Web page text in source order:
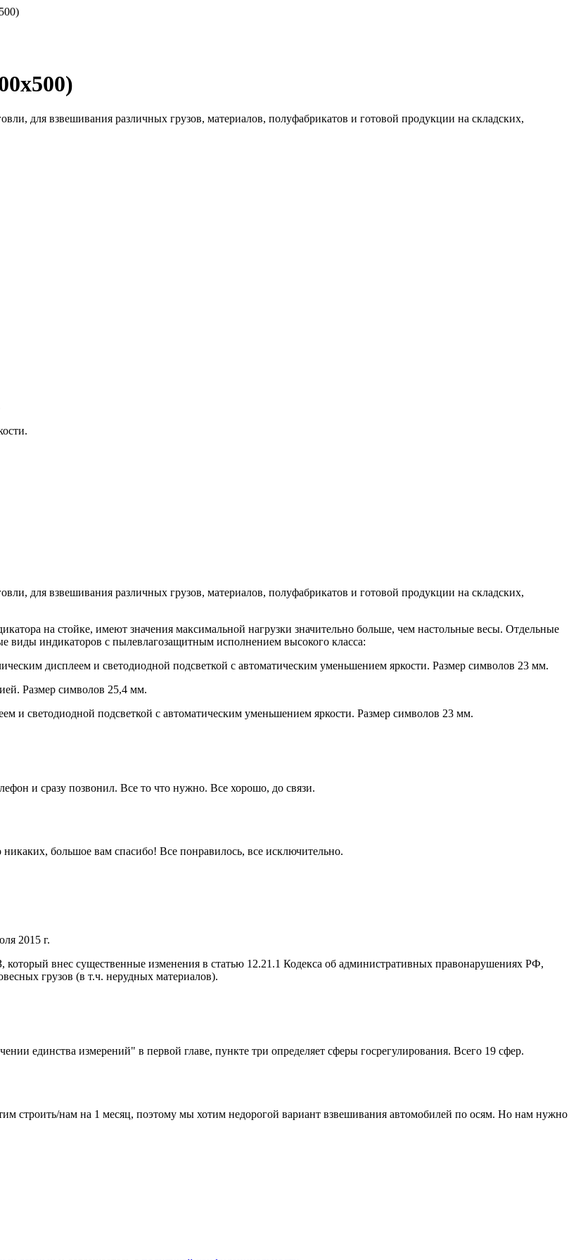
для взвешивания различных грузов, материалов, полуфабрикатов и готовой продукции на складских,
для взвешивания различных грузов, материалов, полуфабрикатов и готовой продукции на складских,
на стойке, имеют значения максимальной нагрузки значительно больше, чем настольные весы. Отдельные
индикаторов с пылевлагозащитным исполнением высокого класса:
дисплеем и светодиодной подсветкой с автоматическим уменьшением яркости. Размер символов 23 мм.
Размер символов 25,4 мм.
и светодиодной подсветкой с автоматическим уменьшением яркости. Размер символов 23 мм.
и сразу позвонил. Все то что нужно. Все хорошо, до связи.
большое вам спасибо! Все понравилось, все исключительно.
2015 г.
внес существенные изменения в статью 12.21.1 Кодекса об административных правонарушениях РФ,
грузов (в т.ч. нерудных материалов).
единства измерений" в первой главе, пункте три определяет сферы госрегулирования. Всего 19 сфер.
строить/нам на 1 месяц, поэтому мы хотим недорогой вариант взвешивания автомобилей по осям. Но нам нужно